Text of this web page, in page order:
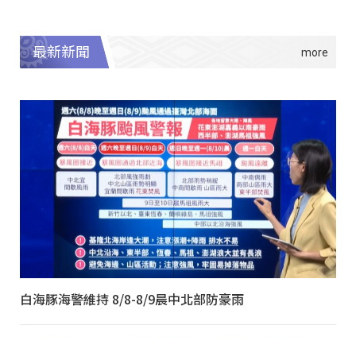
最新新聞
白海豚海警維持 8/8-8/9晨中北部防豪雨